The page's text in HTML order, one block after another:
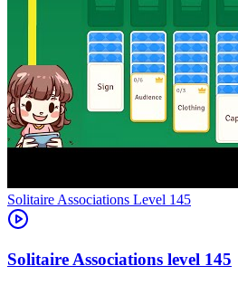
Level 145
145